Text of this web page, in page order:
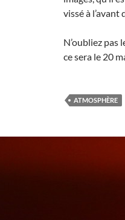
vissé à l’avant
N’oubliez pas
ce sera le 20
ATMOSPHÈRE